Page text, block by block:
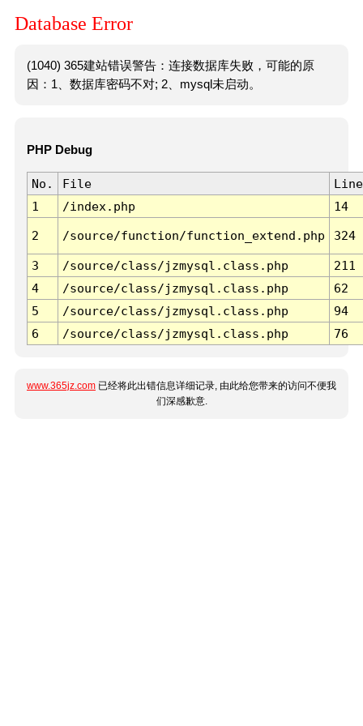
Database Error
(1040) 365建站错误警告：连接数据库失败，可能的原
因：1、数据库密码不对; 2、mysql未启动。
PHP Debug
No. File
Line
1
/index.php 14
2 /source/function/function_extend.php 324
3 /source/class/jzmysql.class.php
211
4
/source/class/jzmysql.class.php
62
5
/source/class/jzmysql.class.php
94
6
/source/class/jzmysql.class.php 76
www.365jz.com 已经将此出错信息详细记录, 由此给您带来的访问不便我
们深感歉意.